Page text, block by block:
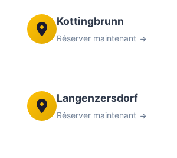
Kottingbrunn
Réserver maintenant
Langenzersdorf
Réserver maintenant